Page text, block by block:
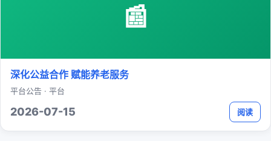
📰
深化公益合作 赋能养老服务
平台公告 · 平台
2026-07-15 阅读